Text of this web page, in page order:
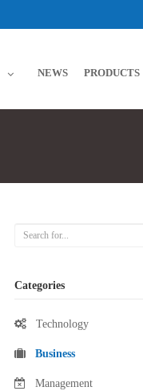
NEWS PRODUCTS
Categories
Technology
Business
Management